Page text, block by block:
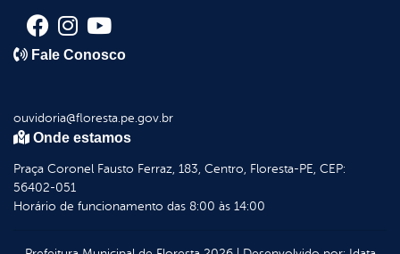
Fale Conosco
ouvidoria@floresta.pe.gov.br
Onde estamos
Praça Coronel Fausto Ferraz, 183, Centro, Floresta-PE, CEP:
56402-051
Horário de funcionamento das 8:00 às 14:00